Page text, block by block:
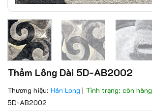
Thảm Lông Dài 5D-AB2002
Thương hiệu: Hán Long | Tình trạng: còn hàng
5D-AB2002